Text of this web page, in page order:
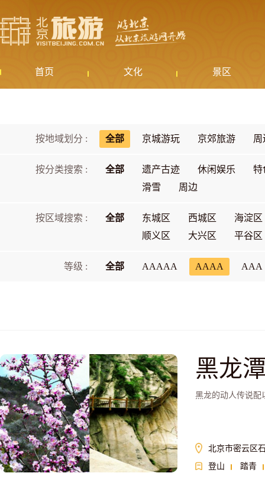
首页 文化 景区
按地域划分 : 全部 京城游玩 京郊旅游 周
按分类搜索 : 全部 遗产古迹 休闲娱乐
特
滑雪
周边
按区域搜索 : 全部 东城区 西城区
海淀区
顺义区
大兴区 平谷区
等级 : 全部 AAAAA AAAA AAA
黑龙
黑龙的动人传说配
北京市密云区
登山
踏青